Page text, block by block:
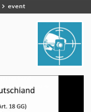
event
not found
mp4/gpn14-5864-de-